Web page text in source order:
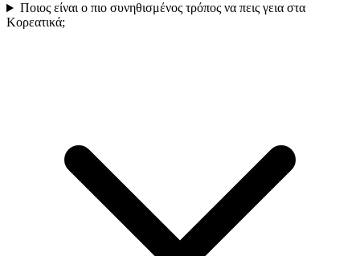
Ποιος είναι ο πιο συνηθισμένος τρόπος να πεις γεια στα
Κορεατικά;